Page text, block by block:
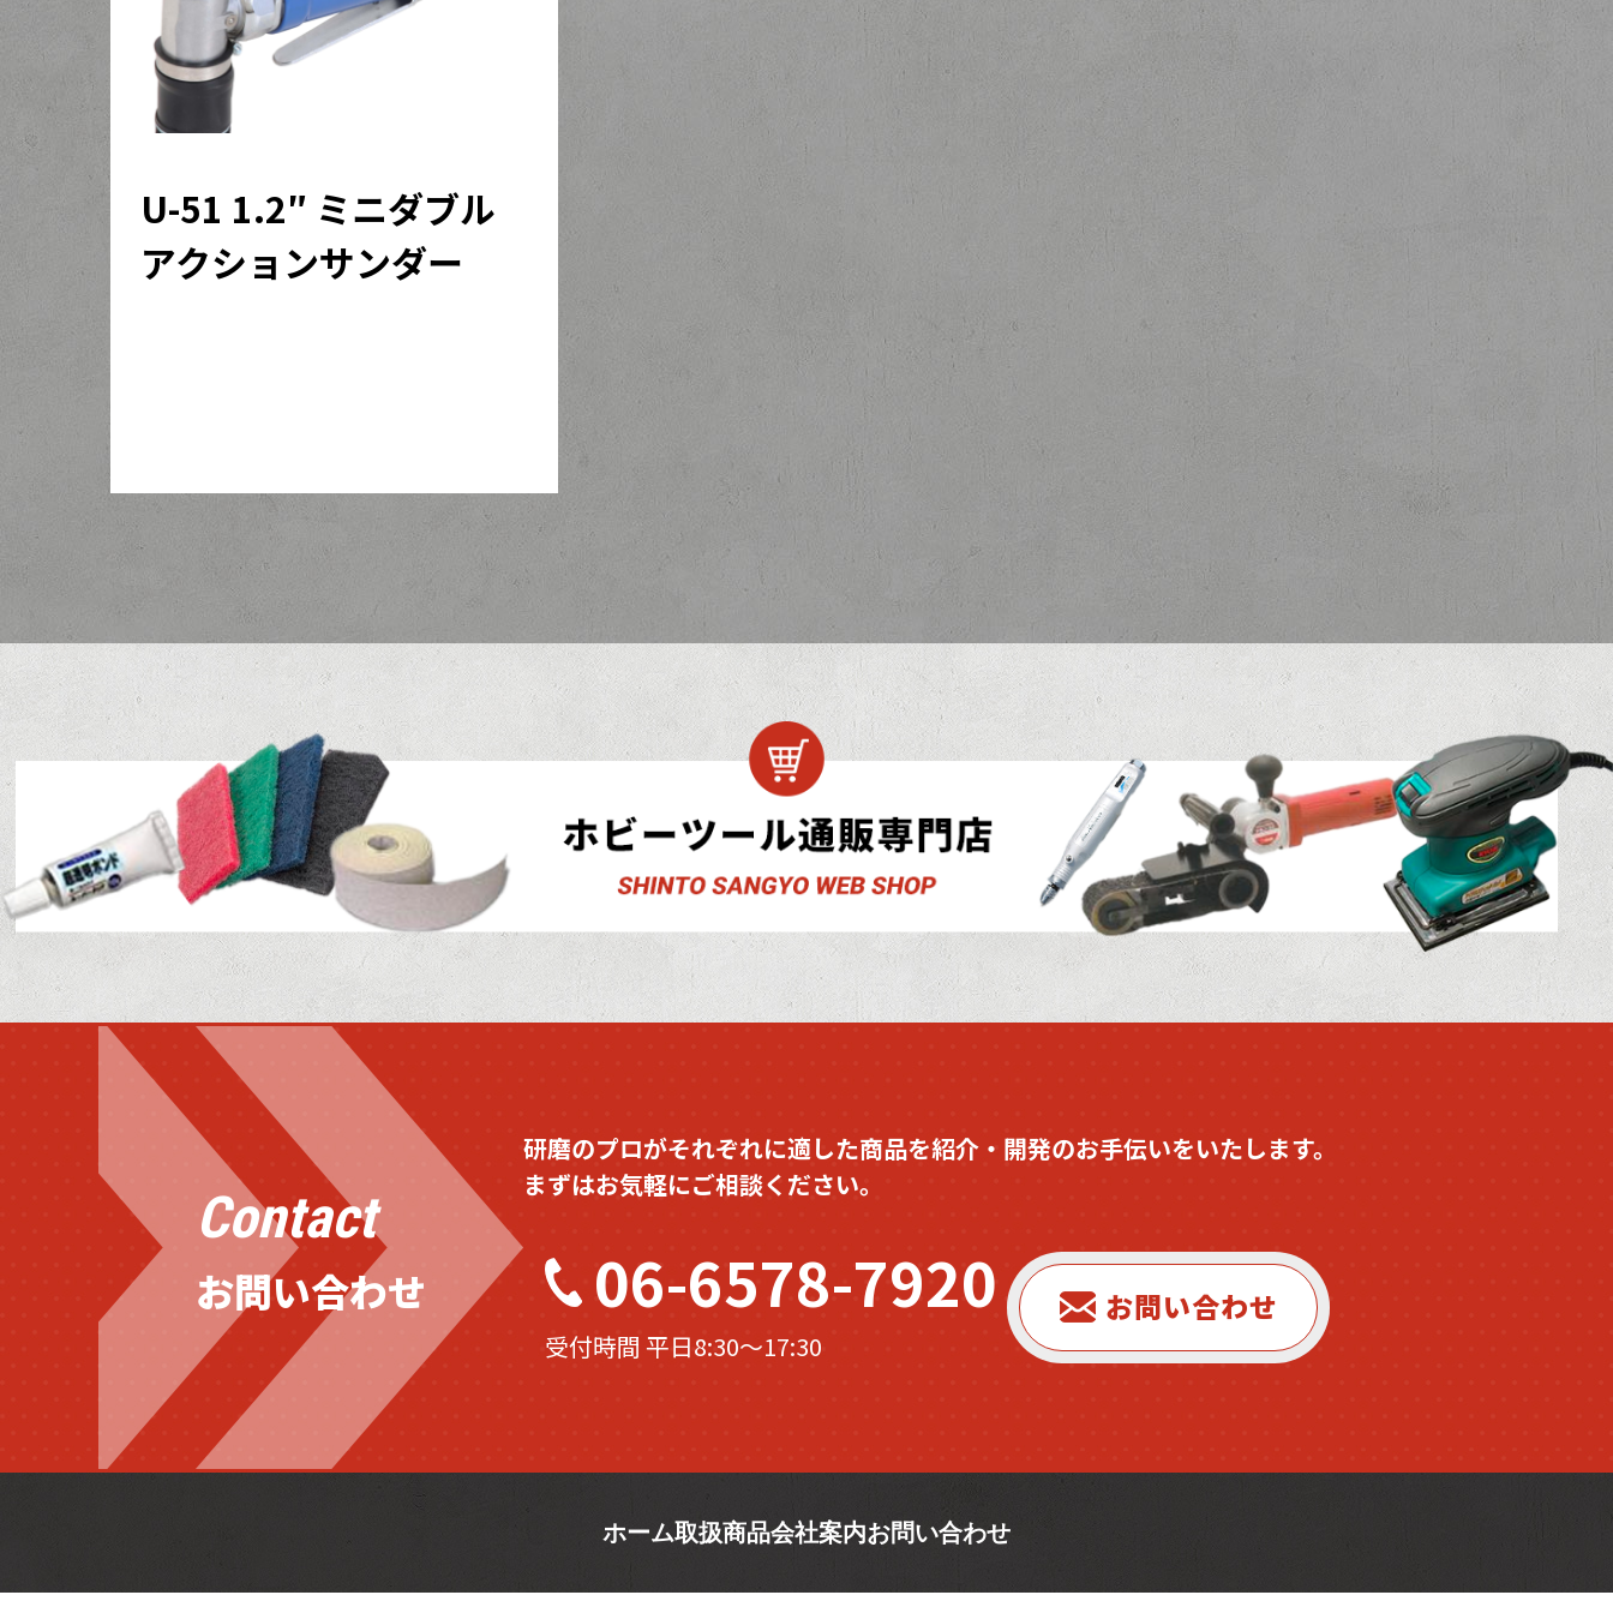
U-51 1.2″ ミニダブル
アクションサンダー
Contact
お問い合わせ
研磨のプロがそれぞれに適した商品を紹介・開発のお手伝いをいたします。
まずはお気軽にご相談ください。
06-6578-7920
受付時間 平日8:30〜17:30
お問い合わせ
ホーム取扱商品会社案内お問い合わせ